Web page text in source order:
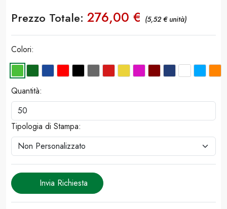
Prezzo Totale: 276,00 € (5,52 € unità)
Colori:
Quantità:
Tipologia di Stampa:
Invia Richiesta